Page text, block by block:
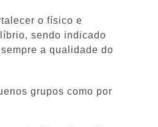
o físico e
sendo indicado
a qualidade do
grupos como por